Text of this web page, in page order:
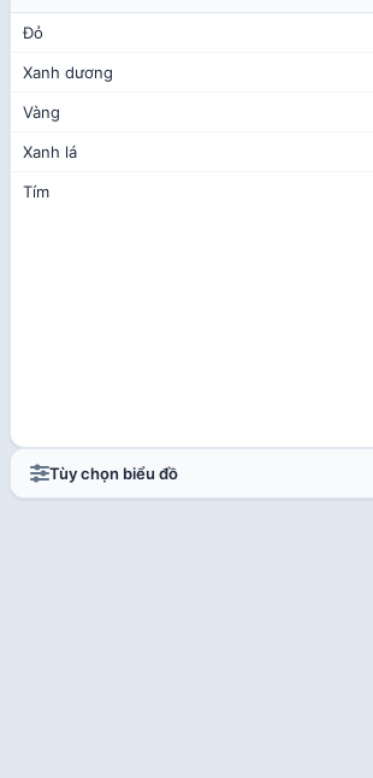
Tùy chọn biểu đồ